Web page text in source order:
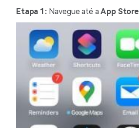
Etapa 1:Navegue até aApp Store